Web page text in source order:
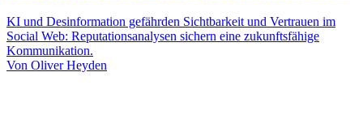
KI und Desinformation gefährden Sichtbarkeit und Vertrauen im
Social Web: Reputationsanalysen sichern eine zukunftsfähige
Kommunikation.
Von Oliver Heyden